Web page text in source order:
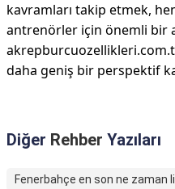
kavramları takip etmek,
antrenörler için önemli bir
daha geniş bir perspektif
Diğer Rehber Yazıları
Fenerbahçe en son ne zaman